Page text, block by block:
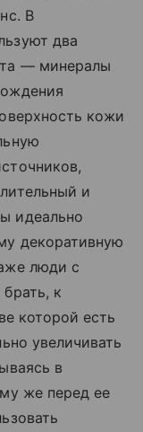
В
два
— минералы
кожи
и
идеально
декоративную
люди с
к
которой есть
увеличивать
в
же перед ее